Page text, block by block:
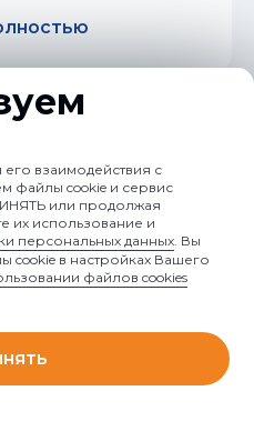
системы
труда
за
услуг по разработке
управления охраной
на рабочих
услуг компания ООО
с
взаимодействия с
файлы cookie и сервис
или продолжая
их использование и
персональных данных . Вы
cookie в настройках Вашего
файлов cookies